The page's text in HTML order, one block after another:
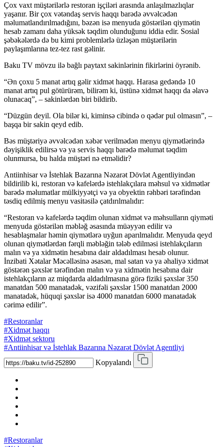
Çox vaxt müştərilərlə restoran işçiləri arasında anlaşılmazlıqlar
yaşanır. Bir çox vətəndaş servis haqqı barədə əvvəlcədən
məlumatlandırılmadığını, bəzən isə menyuda göstərilən qiymətin
hesab zamanı daha yüksək təqdim olunduğunu iddia edir. Sosial
şəbəkələrdə də bu kimi problemlərlə üzləşən müştərilərin
paylaşımlarına tez-tez rast gəlinir.
Baku TV mövzu ilə bağlı paytaxt sakinlərinin fikirlərini öyrənib.
“Ən çoxu 5 manat artıq gəlir xidmət haqqı. Harasa gedəndə 10
manat artıq pul götürürəm, bilirəm ki, üstünə xidmət haqqı da əlavə
olunacaq”, – sakinlərdən biri bildirib.
“Düzgün deyil. Ola bilər ki, kiminsə cibində o qədər pul olmasın”, –
başqa bir sakin qeyd edib.
Bəs müştəriyə əvvəlcədən xəbər verilmədən menyu qiymətlərində
dəyişiklik edilirsə və ya servis haqqı barədə məlumat təqdim
olunmursa, bu halda müştəri nə etməlidir?
Antiinhisar və İstehlak Bazarına Nəzarət Dövlət Agentliyindən
bildirilib ki, restoran və kafelərdə istehlakçılara məhsul və xidmətlər
barədə məlumatlar mülkiyyətçi və ya obyektin rəhbəri tərəfindən
təsdiq edilmiş menyu vasitəsilə çatdırılmalıdır:
“Restoran və kafelərdə təqdim olunan xidmət və məhsulların qiyməti
menyuda göstərilən məbləğ əsasında müəyyən edilir və
hesablaşmalar həmin qiymətlərə uyğun aparılmalıdır. Menyuda qeyd
olunan qiymətlərdən fərqli məbləğin tələb edilməsi istehlakçıların
malın və ya xidmətin hesabına dair aldadılması hesab olunur.
İnzibati Xətalar Məcəlləsinə əsasən, mal satan və ya əhaliyə xidmət
göstərən şəxslər tərəfindən malın və ya xidmətin hesabına dair
istehlakçıların az miqdarda aldadılmasına görə fiziki şəxslər 350
manatdan 500 manatadək, vəzifəli şəxslər 1500 manatdan 2000
manatadək, hüquqi şəxslər isə 4000 manatdan 6000 manatadək
cərimə edilir”.
#Restoranlar
#Xidmət haqqı
#Xidmət sektoru
#Antiinhisar və İstehlak Bazarına Nəzarət Dövlət Agentliyi
Kopyalandı
#Restoranlar